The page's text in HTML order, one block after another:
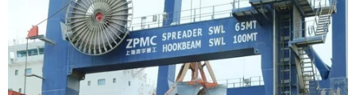
viết tiếp giấc mơ vàng trên đất Indonesia
29/07/2025 12:50
Trận chung kết giữa U23 Indonesia và U23 Việt Nam
được dự đoán sẽ vô cùng gay cấn và giàu cảm xúc, khi